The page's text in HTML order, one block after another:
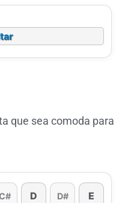
que sea comoda para
D D# E